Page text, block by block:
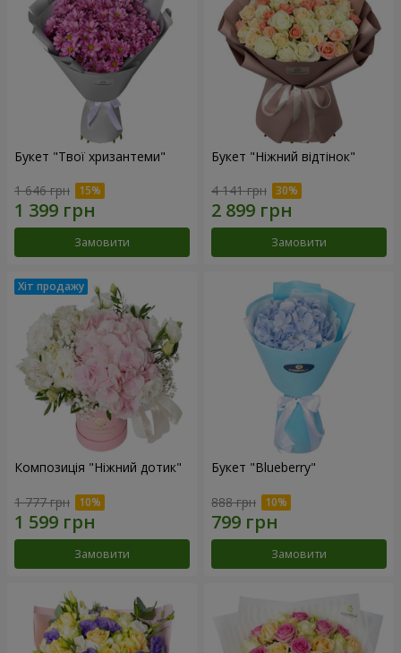
Букет "Твої хризантеми"
1 646 грн
Замовити
Букет "Ніжний відтінок"
4 141 грн
Замовити
Композиція "Ніжний дотик"
1 777 грн
Замовити
Букет "Blueberry"
888 грн
Замовити